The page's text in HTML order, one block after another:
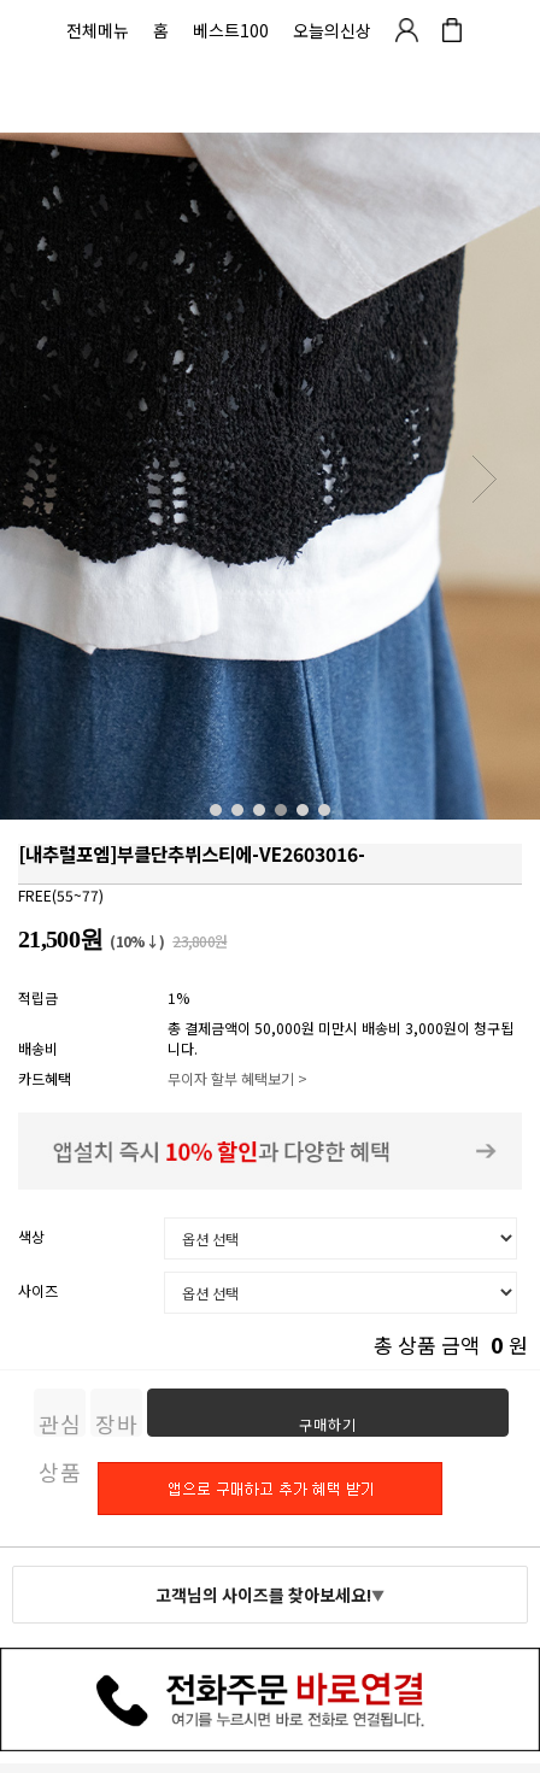
전체메뉴 홈 베스트100 오늘의신상
[내추럴포엠]부클단추뷔스티에-VE2603016-
FREE(55~77)
21,500원 (10%↓) 23,800원
적립금 1%
배송비
총 결제금액이 50,000원 미만시 배송비 3,000원이 청구됩
니다.
카드혜택
무이자 할부 혜택보기 >
색상
사이즈
총 상품 금액 0 원
관심
상품
장바
구니
구매하기
고객님의 사이즈를 찾아보세요!▼